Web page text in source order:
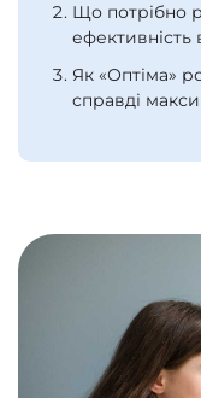
Що потрібно
ефективність
Як «Оптіма»
справді